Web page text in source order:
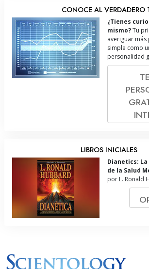
CONOCE AL VERDADERO
¿Tienes
mismo?Tu
averiguar más
simple como
personalidad
LIBROS INICIALES
Dianetics:
de la Salud
por L. Ronald